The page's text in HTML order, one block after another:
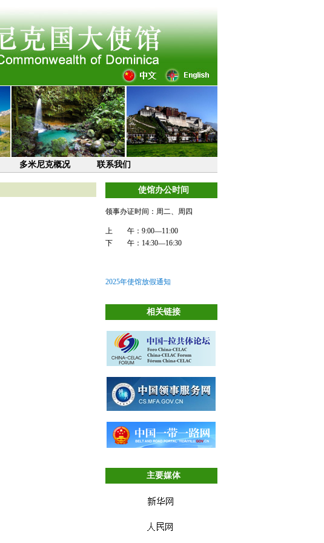
多米尼克概况 联系我们
使馆办公时间
领事办证时间：周二、周四
上 午：9:00—11:00
下 午：14:30—16:30
2025年使馆放假通知
相关链接
主要媒体